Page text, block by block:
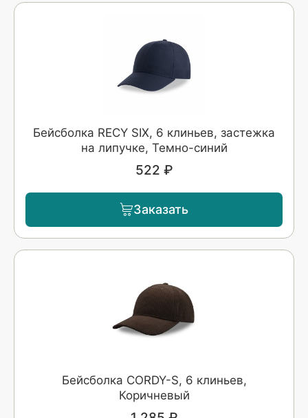
Бейсболка RECY SIX, 6 клиньев, застежка
на липучке, Темно-синий
522 ₽
Заказать
Бейсболка CORDY-S, 6 клиньев,
Коричневый